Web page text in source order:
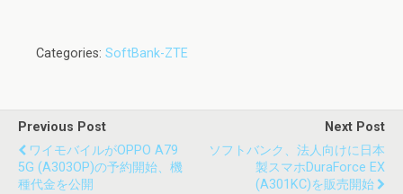
Categories: SoftBank-ZTE
Previous Post
ワイモバイルがOPPO A79
5G (A303OP)の予約開始、機
種代金を公開
Next Post
ソフトバンク、法人向けに日本
製スマホDuraForce EX
(A301KC)を販売開始